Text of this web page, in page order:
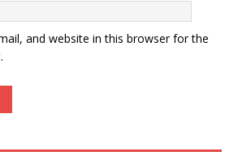
and website in this browser for the